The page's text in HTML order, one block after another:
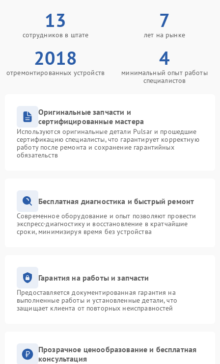
13
сотрудников в штате
7
лет на рынке
2018
отремонтированных устройств
4
минимальный опыт работы
специалистов
Оригинальные запчасти и
сертифицированные мастера
Используются оригинальные детали Pulsar и прошедшие
сертификацию специалисты, что гарантирует корректную
работу после ремонта и сохранение гарантийных
обязательств
Бесплатная диагностика и быстрый ремонт
Современное оборудование и опыт позволяют провести
экспресс-диагностику и восстановление в кратчайшие
сроки, минимизируя время без устройства
Гарантия на работы и запчасти
Предоставляется документированная гарантия на
выполненные работы и установленные детали, что
защищает клиента от повторных неисправностей
Прозрачное ценообразование и бесплатная
консультация